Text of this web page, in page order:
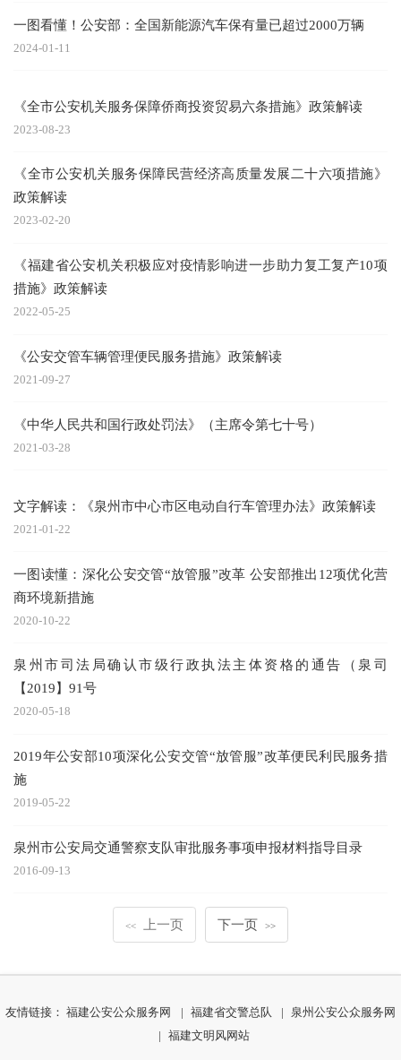
一图看懂！公安部：全国新能源汽车保有量已超过2000万辆
2024-01-11
《全市公安机关服务保障侨商投资贸易六条措施》政策解读
2023-08-23
《全市公安机关服务保障民营经济高质量发展二十六项措施》
政策解读
2023-02-20
《福建省公安机关积极应对疫情影响进一步助力复工复产10项
措施》政策解读
2022-05-25
《公安交管车辆管理便民服务措施》政策解读
2021-09-27
《中华人民共和国行政处罚法》（主席令第七十号）
2021-03-28
文字解读：《泉州市中心市区电动自行车管理办法》政策解读
2021-01-22
一图读懂：深化公安交管“放管服”改革 公安部推出12项优化营
商环境新措施
2020-10-22
泉州市司法局确认市级行政执法主体资格的通告（泉司
【2019】91号
2020-05-18
2019年公安部10项深化公安交管“放管服”改革便民利民服务措
施
2019-05-22
泉州市公安局交通警察支队审批服务事项申报材料指导目录
2016-09-13
<< 上一页 下一页 >>
友情链接：福建公安公众服务网 | 福建省交警总队 |
泉州公安公众服务网
| 福建文明风网站